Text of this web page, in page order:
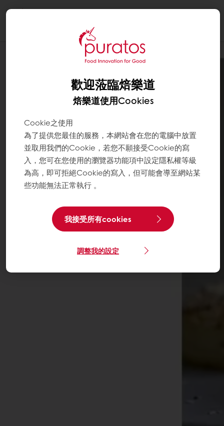
歡迎蒞臨焙樂道
焙樂道使用Cookies
Cookie之使用
為了提供您最佳的服務，本網站會在您的電腦中放置
並取用我們的Cookie，若您不願接受Cookie的寫
入，您可在您使用的瀏覽器功能項中設定隱私權等級
為高，即可拒絕Cookie的寫入，但可能會導至網站某
些功能無法正常執行 。
我接受所有cookies
調整我的設定